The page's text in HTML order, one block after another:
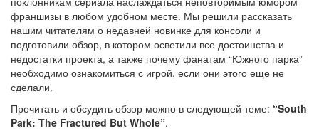
франшизы в любом удобном месте. Мы решили рассказать
нашим читателям о недавней новинке для консоли и
подготовили обзор, в котором осветили все достоинства и
недостатки проекта, а также почему фанатам “Южного парка”
необходимо ознакомиться с игрой, если они этого еще не
сделали.
Прочитать и обсудить обзор можно в следующей теме: “South
Park: The Fractured But Whole”.